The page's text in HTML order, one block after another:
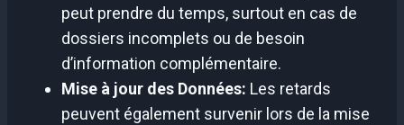
peut prendre du temps, surtout en cas de
dossiers incomplets ou de besoin
d’information complémentaire.
Mise à jour des Données: Les retards
peuvent également survenir lors de la mise